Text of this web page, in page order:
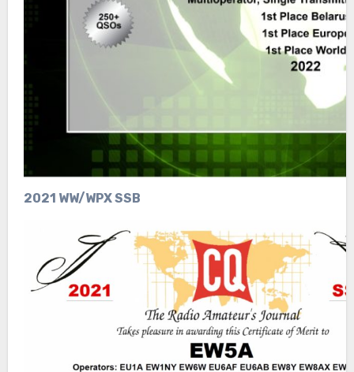
2021 WW/WPX SSB